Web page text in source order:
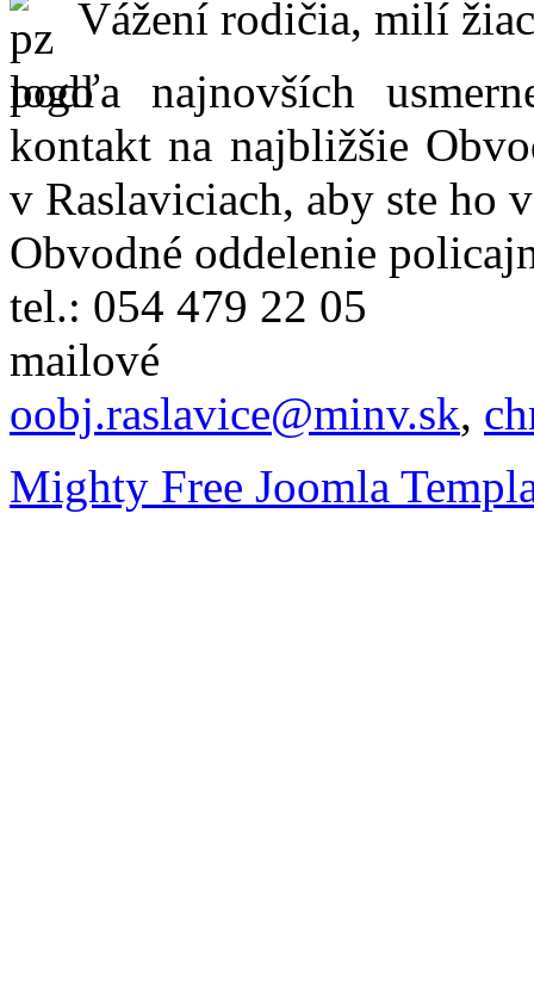
Vážení rodičia, milí
podľa najnovších
kontakt na najbližšie
v Raslaviciach, aby ste ho
Obvodné oddelenie
tel.: 054 479 22 05
oobj.raslavice@minv.sk,
Mighty Free Joomla